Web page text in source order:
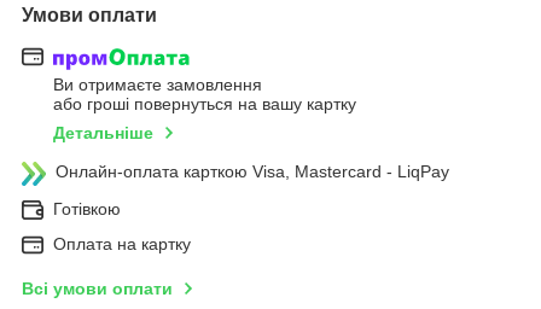
Умови оплати
Ви отримаєте замовлення
або гроші повернуться на вашу картку
Детальніше
Онлайн-оплата карткою Visa, Mastercard - LiqPay
Готівкою
Оплата на картку
Всі умови оплати